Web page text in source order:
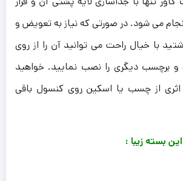
می شود. در صورتی که نیاز به تعویض و
با خیال راحت می توانید آن را از روی
و برچسب دیگری را نصب نمایید. خواهید
از چسب یا اسکین روی کنسول باقی
بسته زیبا :